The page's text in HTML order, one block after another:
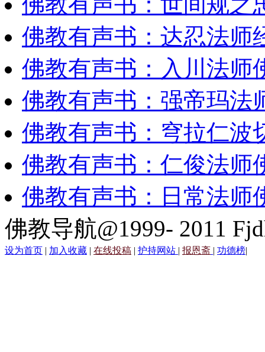
佛教有声书：达忍法师
佛教有声书：入川法师
佛教有声书：强帝玛法
佛教有声书：穹拉仁波
佛教有声书：仁俊法师
佛教有声书：日常法师
佛教导航@1999- 2011
设为首页 | 加入收藏 | 在线投稿 | 护持网站 | 报恩斋 | 功德榜|